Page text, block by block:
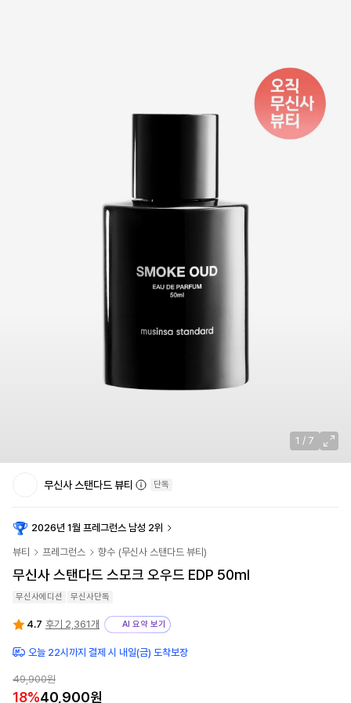
1 / 7
무신사 스탠다드 뷰티 단독
2026년 1월 프레그런스 남성 2위
뷰티 프레그런스 향수 (무신사 스탠다드 뷰티)
무신사 스탠다드 스모크 오우드 EDP 50ml
무신사에디션 무신사단독
4.7 후기 2,361개 AI 요약 보기
오늘 22시까지 결제 시 내일(금) 도착보장
49,900원
18%40,900원